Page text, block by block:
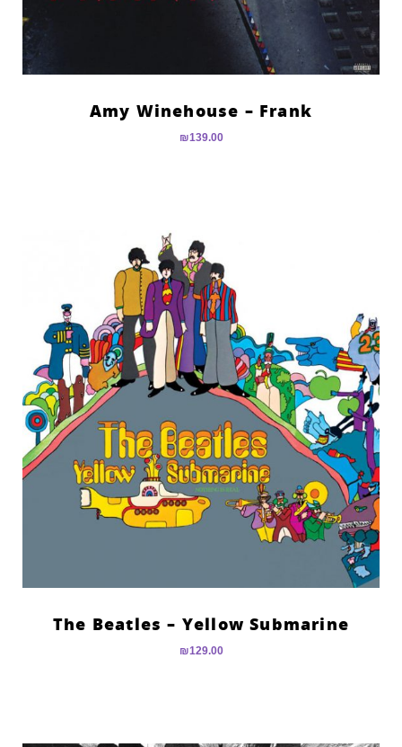
Amy Winehouse – Frank
₪139.00
The Beatles – Yellow Submarine
₪129.00